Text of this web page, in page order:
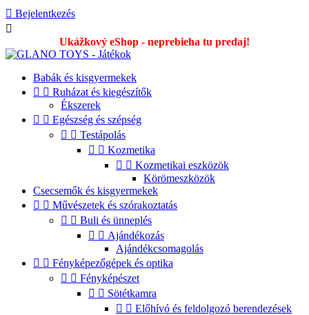
 Bejelentkezés

Ukážkový eShop - neprebieha tu predaj!
Babák és kisgyermekek
  Ruházat és kiegészítők
Ékszerek
  Egészség és szépség
  Testápolás
  Kozmetika
  Kozmetikai eszközök
Körömeszközök
Csecsemők és kisgyermekek
  Művészetek és szórakoztatás
  Buli és ünneplés
  Ajándékozás
Ajándékcsomagolás
  Fényképezőgépek és optika
  Fényképészet
  Sötétkamra
  Előhívó és feldolgozó berendezések